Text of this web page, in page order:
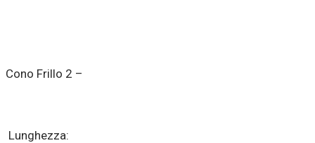
Cono Frillo 2 –
Lunghezza: